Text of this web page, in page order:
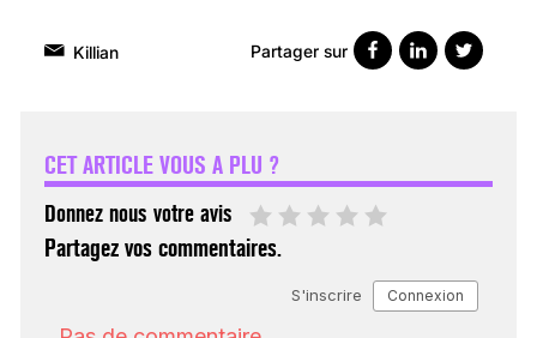
Killian Partager sur
CET ARTICLE VOUS A PLU ?
Donnez nous votre avis
Partagez vos commentaires.